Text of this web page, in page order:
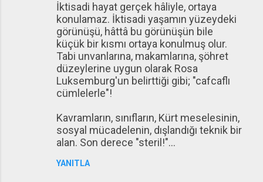
İktisadi hayat gerçek hâliyle, ortaya
konulamaz. İktisadi yaşamın yüzeydeki
görünüşü, hâttâ bu görünüşün bile
küçük bir kısmı ortaya konulmuş olur.
Tabi unvanlarına, makamlarına, şöhret
düzeylerine uygun olarak Rosa
Luksemburg'un belirttiği gibi; "cafcaflı
cümlelerle"!
Kavramların, sınıfların, Kürt meselesinin,
sosyal mücadelenin, dışlandığı teknik bir
alan. Son derece "steril!"...
YANITLA